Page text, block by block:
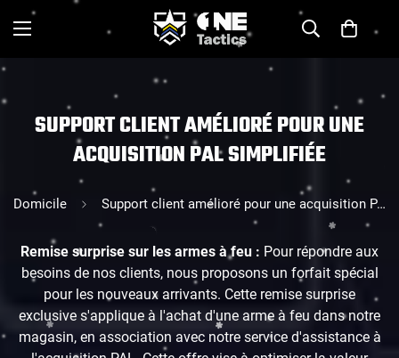
SUPPORT CLIENT AMÉLIORÉ POUR UNE
ACQUISITION PAL SIMPLIFIÉE
Domicile Support client amélioré pour une acquisition PAL simplifiée
Remise surprise sur les armes à feu : Pour répondre aux
besoins de nos clients, nous proposons un forfait spécial
pour les nouveaux arrivants. Cette remise surprise
exclusive s'applique à l'achat d'une arme à feu dans notre
magasin, en association avec notre service d'assistance à